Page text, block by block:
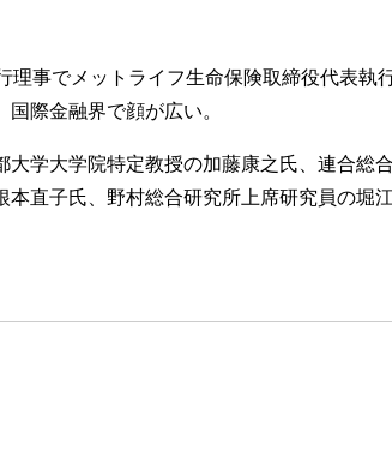
事でメットライフ生命保険取締役代表執
際金融界で顔が広い。
学大学院特定教授の加藤康之氏、連合総
直子氏、野村総合研究所上席研究員の堀